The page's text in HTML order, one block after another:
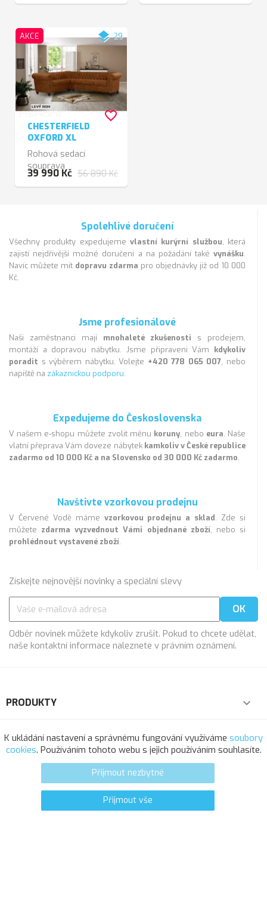
AKCE layers29
CHESTERFIELD
OXFORD XL
Rohová sedací
souprava
39 990 Kč 56 890 Kč
favorite_border
Spolehlivé doručení
Všechny produkty expedujeme vlastní kurýrní službou, která
zajistí nejdřívější možné doručení a na požádání také vynášku.
Navíc můžete mít dopravu zdarma pro objednávky již od 10 000
Kč.
Jsme profesionálové
Naši zaměstnanci mají mnohaleté zkušenosti s prodejem,
montáží a dopravou nábytku. Jsme připraveni Vám kdykoliv
poradit s výběrem nábytku. Volejte +420 778 065 007, nebo
napiště na zákaznickou podporu.
Expedujeme do Československa
V našem e-shopu můžete zvolit měnu koruny, nebo eura. Naše
vlatní přeprava Vám doveze nábytek kamkoliv v České republice
zadarmo od 10 000 Kč a na Slovensko od 30 000 Kč zadarmo.
Navštivte vzorkovou prodejnu
V Červené Vodě máme vzorkovou prodejnu a sklad. Zde si
můžete zdarma vyzvednout Vámi objednané zboží, nebo si
prohlédnout vystavené zboží.
Získejte nejnovější novinky a speciální slevy
Odběr novinek můžete kdykoliv zrušit. Pokud to chcete udělat,
naše kontaktní informace naleznete v právním oznámení.
PRODUKTY 
NAŠE SPOLEČNOST 
VÁŠ ÚČET
INFORMACE O OBCHODU
K ukládání nastavení a správnému fungování využíváme soubory
cookies. Používáním tohoto webu s jejich používáním souhlasíte.
Přijmout nezbytné
Přijmout vše
© 2025 - Softresource, spol. s r.o.